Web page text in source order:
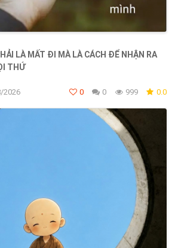
LÀ MẤT ĐI MÀ LÀ CÁCH ĐỂ NHẬN RA
THỨ
2026 0 0 999 0.0